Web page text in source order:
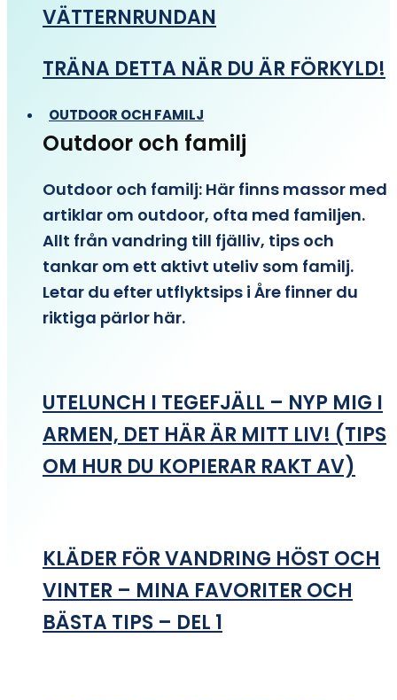
VÄTTERNRUNDAN
TRÄNA DETTA NÄR DU ÄR FÖRKYLD!
OUTDOOR OCH FAMILJ
Outdoor och familj
Outdoor och familj: Här finns massor med
artiklar om outdoor, ofta med familjen.
Allt från vandring till fjälliv, tips och
tankar om ett aktivt uteliv som familj.
Letar du efter utflyktsips i Åre finner du
riktiga pärlor här.
UTELUNCH I TEGEFJÄLL – NYP MIG I
ARMEN, DET HÄR ÄR MITT LIV! (TIPS
OM HUR DU KOPIERAR RAKT AV)
KLÄDER FÖR VANDRING HÖST OCH
VINTER – MINA FAVORITER OCH
BÄSTA TIPS – DEL 1